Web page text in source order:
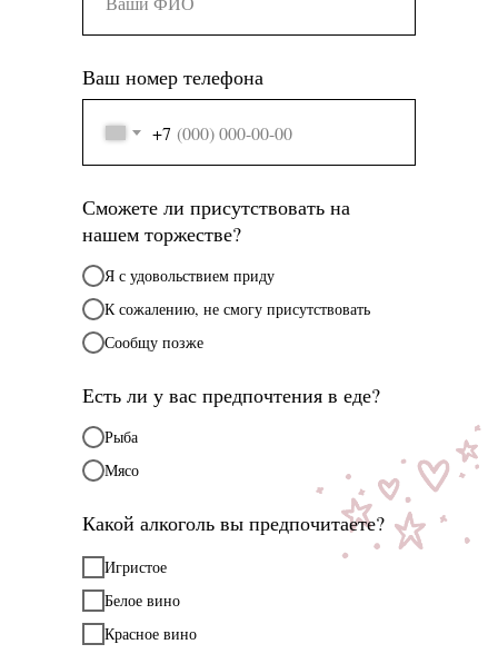
Ваш номер телефона
+7
Сможете ли присутствовать на
нашем торжестве?
Я с удовольствием приду
К сожалению, не смогу присутствовать
Сообщу позже
Есть ли у вас предпочтения в еде?
Рыба
Мясо
Какой алкоголь вы предпочитаете?
Игристое
Белое вино
Красное вино